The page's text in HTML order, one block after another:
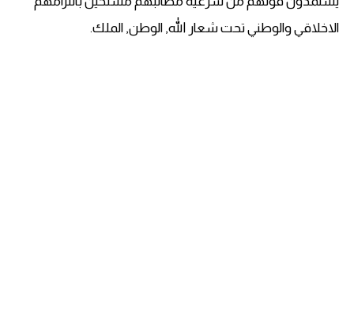
الاخلاقي والوطني تحت شعار الله, الوطن, الملك.